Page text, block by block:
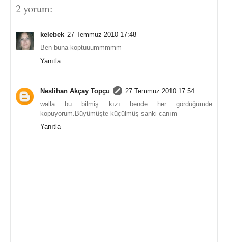
2 yorum:
kelebek 27 Temmuz 2010 17:48
Ben buna koptuuummmmm
Yanıtla
Neslihan Akçay Topçu
27 Temmuz 2010 17:54
walla bu bilmiş kızı bende her gördüğümde
kopuyorum.Büyümüşte küçülmüş sanki canım
Yanıtla